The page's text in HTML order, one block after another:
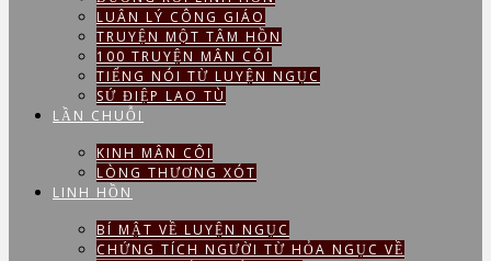
LUÂN LÝ CÔNG GIÁO
TRUYỆN MỘT TÂM HỒN
100 TRUYỆN MÂN CÔI
TIẾNG NÓI TỪ LUYỆN NGỤC
SỨ ĐIỆP LAO TÙ
LẦN CHUỖI
KINH MÂN CÔI
LÒNG THƯƠNG XÓT
LINH HỒN
BÍ MẬT VỀ LUYỆN NGỤC
CHỨNG TÍCH NGƯỜI TỪ HỎA NGỤC VỀ